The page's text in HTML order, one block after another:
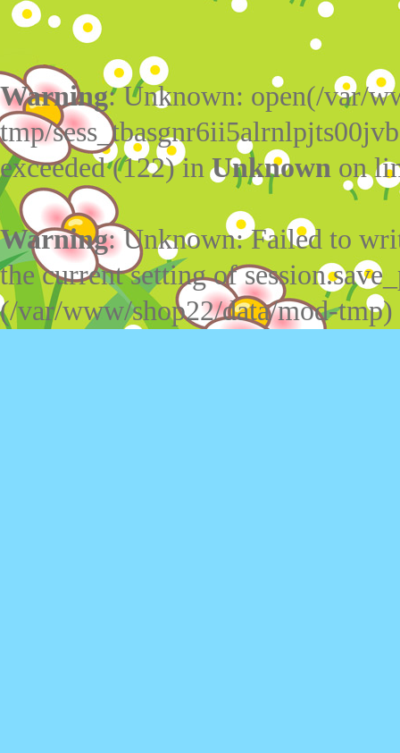
Warning: Unknown: open(/var/
tmp/
exceeded (122) inUnknown on
Warning: Unknown: Failed to
the current setting of
(/var/www/shop22/data/mod-